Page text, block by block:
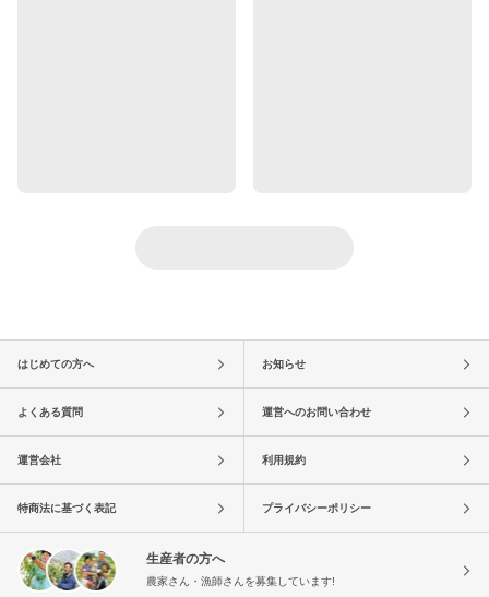
はじめての方へ お知らせ
よくある質問 運営へのお問い合わせ
運営会社 利用規約
特商法に基づく表記 プライバシーポリシー
生産者の方へ
農家さん・漁師さんを募集しています!